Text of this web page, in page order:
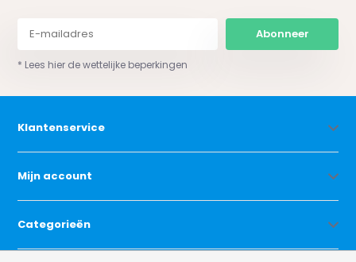
Abonneer
* Lees hier de wettelijke beperkingen
Klantenservice
Mijn account
Categorieën